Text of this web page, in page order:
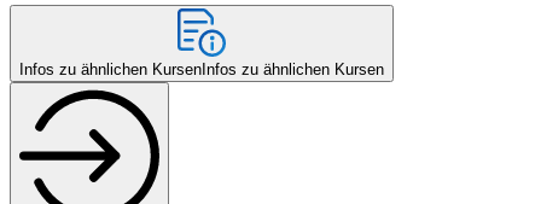
Infos zu ähnlichen Kursen Infos zu ähnlichen Kursen